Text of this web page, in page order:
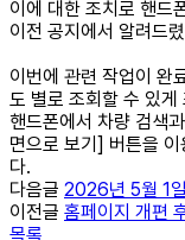
이에 대한 조치로 핸드
이전 공지에서 알려드
이번에 관련 작업이 완
도 별로 조회할 수 있게
핸드폰에서 차량 검색
면으로 보기] 버튼을
다음글 2026년 5월 1
이전글 홈페이지 개편
목록